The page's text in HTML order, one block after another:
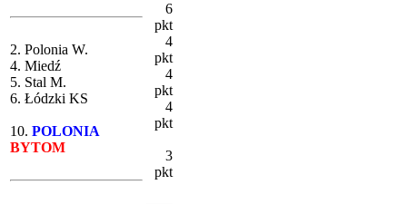
2. Polonia W.
4. Miedź
5. Stal M.
6. Łódzki KS
10. POLONIA
BYTOM
6
pkt
4
pkt
4
pkt
4
pkt
3
pkt